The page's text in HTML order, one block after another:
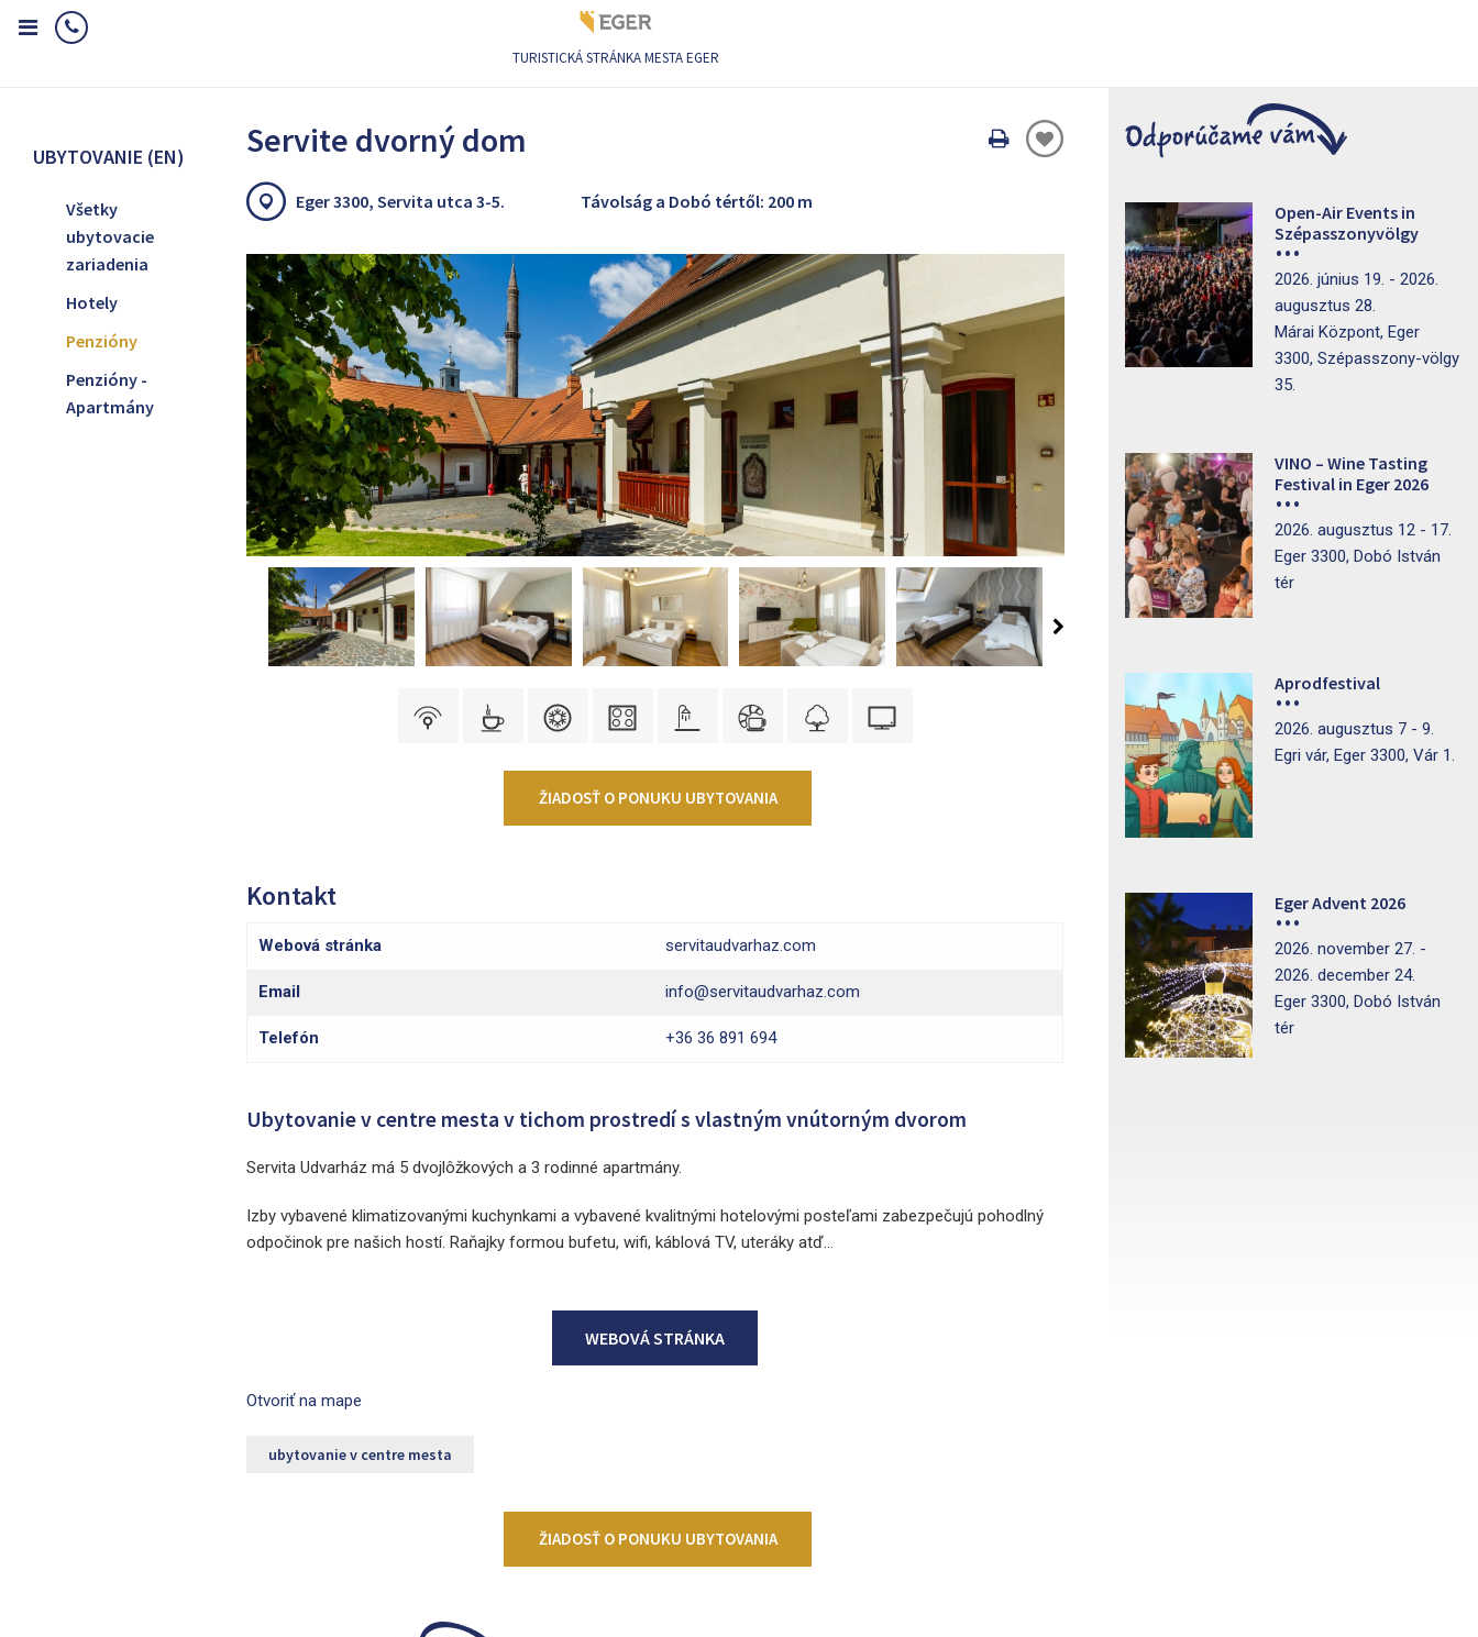
TURISTICKÁ STRÁNKA MESTA EGER
UBYTOVANIE (EN)
Všetky
ubytovacie
zariadenia
Hotely
Penzióny
Penzióny -
Apartmány
Servite dvorný dom
Oldal
Eger 3300, Servita utca 3-5. Távolság a Dobó tértől: 200 m
ŽIADOSŤ O PONUKU UBYTOVANIA
Kontakt
Webová stránka servitaudvarhaz.com
Email info@servitaudvarhaz.com
Telefón +36 36 891 694
Ubytovanie v centre mesta v tichom prostredí s vlastným vnútorným dvorom
Servita Udvarház má 5 dvojlôžkových a 3 rodinné apartmány.
Izby vybavené klimatizovanými kuchynkami a vybavené kvalitnými hotelovými posteľami zabezpečujú pohodlný
odpočinok pre našich hostí. Raňajky formou bufetu, wifi, káblová TV, uteráky atď...
WEBOVÁ STRÁNKA
Otvoriť na mape
ubytovanie v centre mesta
ŽIADOSŤ O PONUKU UBYTOVANIA
Open-Air Events in
Szépasszonyvölgy
2026. június 19. - 2026.
augusztus 28.
Márai Központ, Eger
3300, Szépasszony-völgy
35.
VINO – Wine Tasting
Festival in Eger 2026
2026. augusztus 12 - 17.
Eger 3300, Dobó István
tér
Aprodfestival
2026. augusztus 7 - 9.
Egri vár, Eger 3300, Vár 1.
Eger Advent 2026
2026. november 27. -
2026. december 24.
Eger 3300, Dobó István
tér